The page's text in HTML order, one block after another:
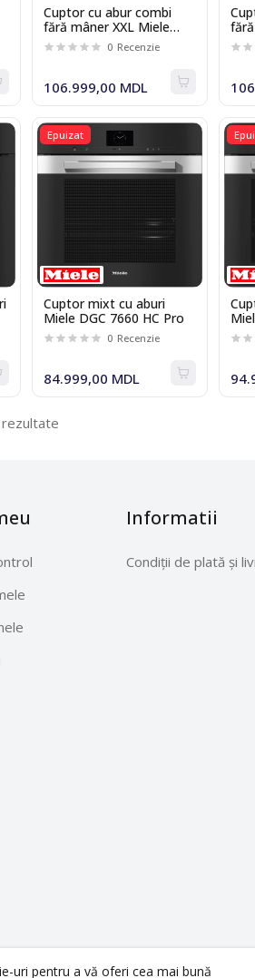
Cuptor cu abur combi
fără mâner XXL Miele
DGC 7865 HCX Pro
OBSW mat
0 Recenzie
106.999,00 MDL
Epuizat
Cuptor mixt cu aburi
Miele DGC 7660 HC Pro
0 Recenzie
84.999,00 MDL
Informatii
Condiții de plată și
uri pentru a vă oferi cea mai bună